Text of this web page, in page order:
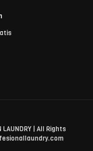
LAUNDRY | All Rights